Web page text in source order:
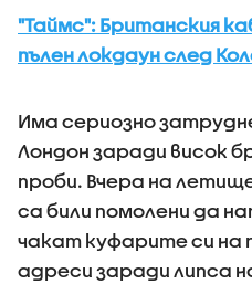
"Таймс": Британския
пълен локдаун след
Има сериозно
Лондон заради висок
проби. Вчера на
са били помолени да
чакат куфарите си на
адреси заради липса